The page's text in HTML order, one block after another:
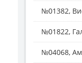
№01382,
№01822,
№04068,